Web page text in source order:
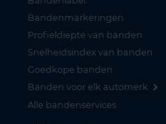
Bandenmarkeringen
Profieldiepte van banden
Snelheidsindex van banden
Goedkope banden
Banden voor elk automerk
Alle bandenservices